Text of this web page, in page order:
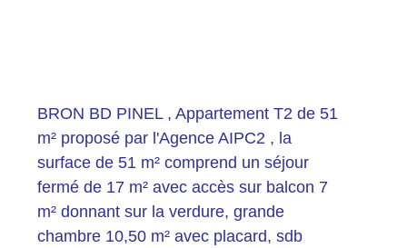
financières
Plus de
détails
BRON BD PINEL , Appartement T2 de 51
m² proposé par l'Agence AIPC2 , la
surface de 51 m² comprend un séjour
fermé de 17 m² avec accès sur balcon 7
m² donnant sur la verdure, grande
chambre 10,50 m² avec placard, sdb